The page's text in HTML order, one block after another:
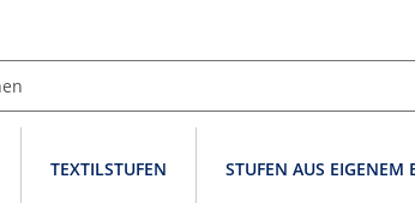
TEXTILSTUFEN STUFEN AUS EIGENEM